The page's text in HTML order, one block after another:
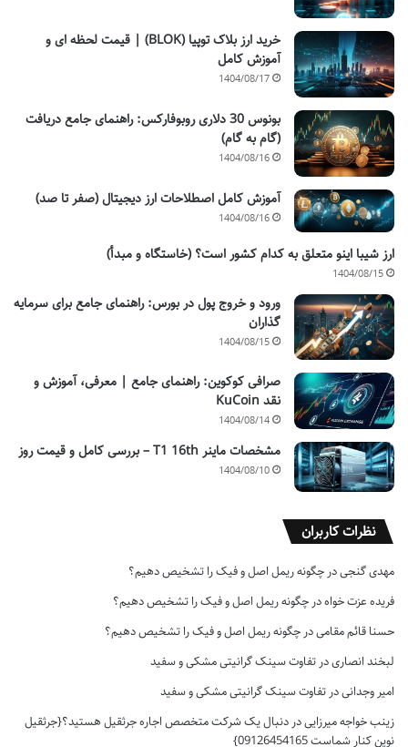
خرید ارز بلاک توپیا (BLOK) | قیمت لحظه ای و
آموزش کامل
1404/08/17
بونوس 30 دلاری روبوفارکس: راهنمای جامع دریافت
(گام به گام)
1404/08/16
آموزش کامل اصطلاحات ارز دیجیتال (صفر تا صد)
1404/08/16
ارز شیبا اینو متعلق به کدام کشور است؟ (خاستگاه و مبدأ)
1404/08/15
ورود و خروج پول در بورس: راهنمای جامع برای سرمایه
گذاران
1404/08/15
صرافی کوکوین: راهنمای جامع | معرفی، آموزش و
نقد KuCoin
1404/08/14
مشخصات ماینر T1 16th – بررسی کامل و قیمت روز
1404/08/10
نظرات کاربران
مهدی گنجیدر چگونه ریمل اصل و فیک را تشخیص دهیم؟
فریده عزت خواهدر چگونه ریمل اصل و فیک را تشخیص دهیم؟
حسنا قائم مقامیدر چگونه ریمل اصل و فیک را تشخیص دهیم؟
لبخند انصاریدر تفاوت سینک گرانیتی مشکی و سفید
امیر وجدانیدر تفاوت سینک گرانیتی مشکی و سفید
زینب خواجه میرزاییدر دنبال یک شرکت متخصص اجاره جرثقیل هستید؟{جرثقیل
نوین کنار شماست 09126454165}